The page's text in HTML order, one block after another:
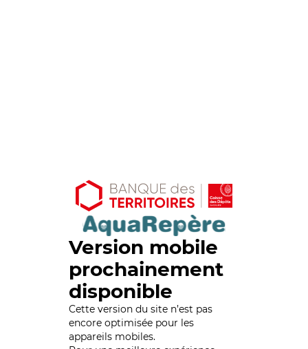
Version mobile
prochainement
disponible
Cette version du site n’est pas
encore optimisée pour les
appareils mobiles.